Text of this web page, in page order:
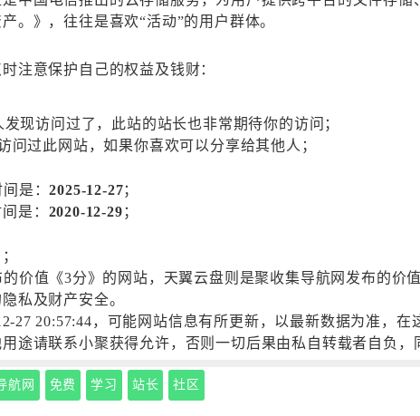
。》，往往是喜欢“活动”的用户群体。
注意保护自己的权益及钱财：
发现访问过了，此站的站长也非常期待你的访问；
问过此网站，如果你喜欢可以分享给其他人；
间是：2025-12-27；
是： 2020-12-29 ；
；
价值《3分》的网站，天翼云盘则是聚收集导航网发布的
私及财产安全。
27 20:57:44，可能网站信息有所更新，以最新数据为准，
途请联系小聚获得允许，否则一切后果由私自转载者自负，
航网 免费 学习 站长 社区